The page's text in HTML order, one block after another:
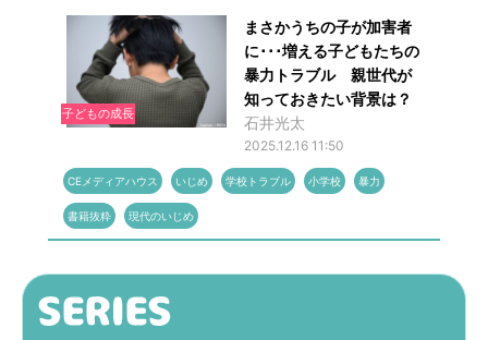
子どもの成長
まさかうちの子が加害者
に･･･増える子どもたちの
暴力トラブル 親世代が
知っておきたい背景は？
石井光太
2025.12.16 11:50
CEメディアハウス いじめ 学校トラブル 小学校 暴力
書籍抜粋 現代のいじめ